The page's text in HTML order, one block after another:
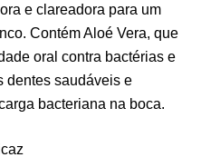
e clareadora para um
Contém Aloé Vera, que
oral contra bactérias e
dentes saudáveis e
bacteriana na boca.